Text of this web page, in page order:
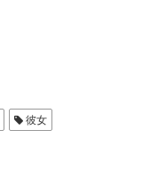
彼女